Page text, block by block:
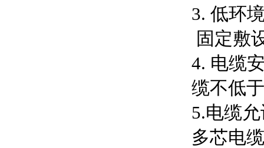
3. 低环
固定敷
4. 电缆
缆不低
5.电缆
多芯电